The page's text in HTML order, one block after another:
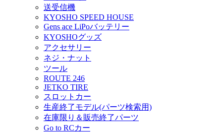
送受信機
KYOSHO SPEED HOUSE
Gens ace LiPoバッテリー
KYOSHOグッズ
アクセサリー
ネジ・ナット
ツール
ROUTE 246
JETKO TIRE
スロットカー
生産終了モデル(パーツ検索用)
在庫限り＆販売終了パーツ
Go to RCカー